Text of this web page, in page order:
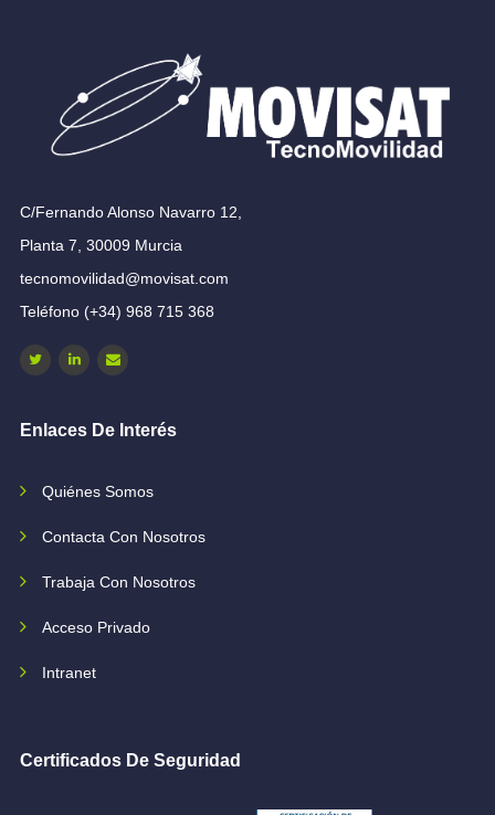
C/Fernando Alonso Navarro 12,
Planta 7, 30009 Murcia
tecnomovilidad@movisat.com
Teléfono (+34) 968 715 368
Enlaces De Interés
Quiénes Somos
Contacta Con Nosotros
Trabaja Con Nosotros
Acceso Privado
Intranet
Certificados De Seguridad